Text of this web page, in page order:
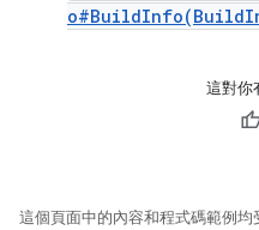
這對你
這個頁面中的內容和程式碼範例均